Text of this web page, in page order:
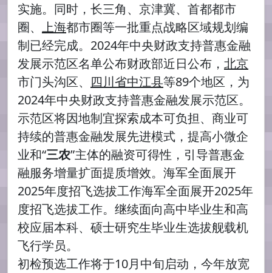
实施。同时，长三角、京津冀、首都都市
圈、 上海都市圈等一批重点战略区域规划编
制已经完成。2024年中央财政支持普惠金融
发展示范区名单公布财政部近日公布， 北京
市门头沟区、 四川省中江县等89个地区，为
2024年中央财政支持普惠金融发展示范区。
示范区将因地制宜探索成本可负担、商业可
持续的普惠金融发展先进模式，提高小微企
业和“三农”主体的融资可得性，引导普惠金
融服务增量扩面提质增效。海军全面展开
2025年度招飞选拔工作海军全面展开2025年
度招飞选拔工作。继续面向高中毕业生和高
校应届本科、硕士研究生毕业生选拔舰载机
飞行学员。
初检预选工作将于10月中旬启动，今年放宽